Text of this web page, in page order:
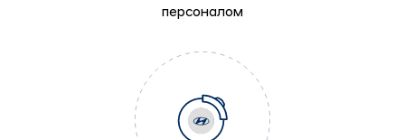
персоналом